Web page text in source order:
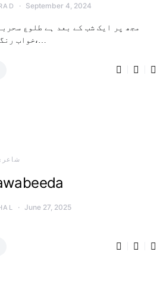
September 4, 2024
مجھ پر ایک شب کے بعد ہے طلوع
خواب رنگینوہ ایک تصور ہے،…
June 27, 2025